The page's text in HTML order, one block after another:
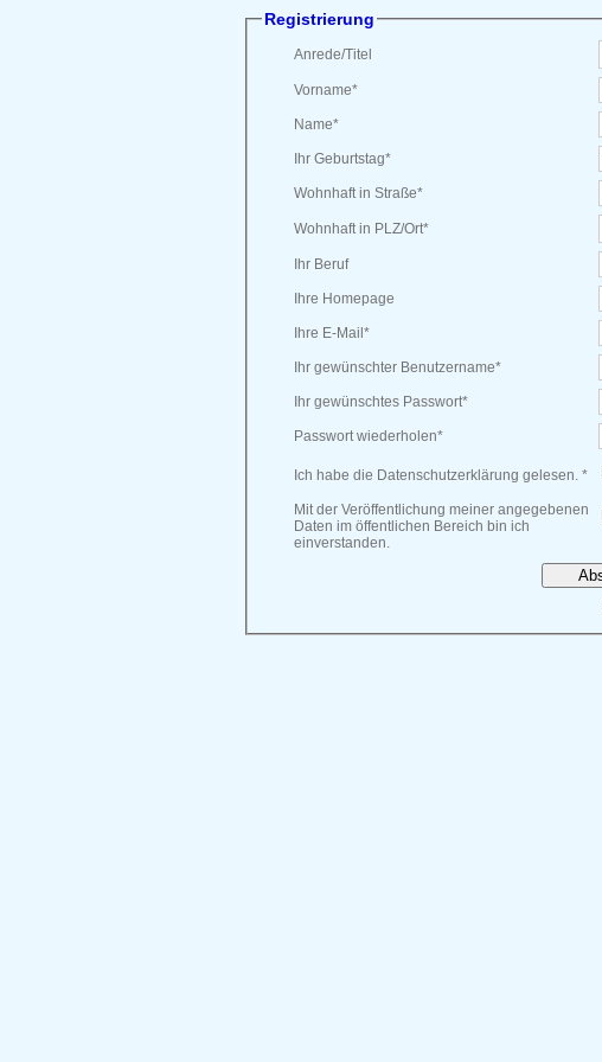
Registrierung
Anrede/Titel
Vorname*
Name*
Ihr Geburtstag*
Wohnhaft in Straße*
Wohnhaft in PLZ/Ort*
Ihr Beruf
Ihre Homepage
Ihre E-Mail*
Ihr gewünschter Benutzername*
Ihr gewünschtes Passwort*
Passwort wiederholen*
Ich habe die Datenschutzerklärung gelesen. *
Mit der Veröffentlichung meiner angegebenen
Daten im öffentlichen Bereich bin ich
einverstanden.